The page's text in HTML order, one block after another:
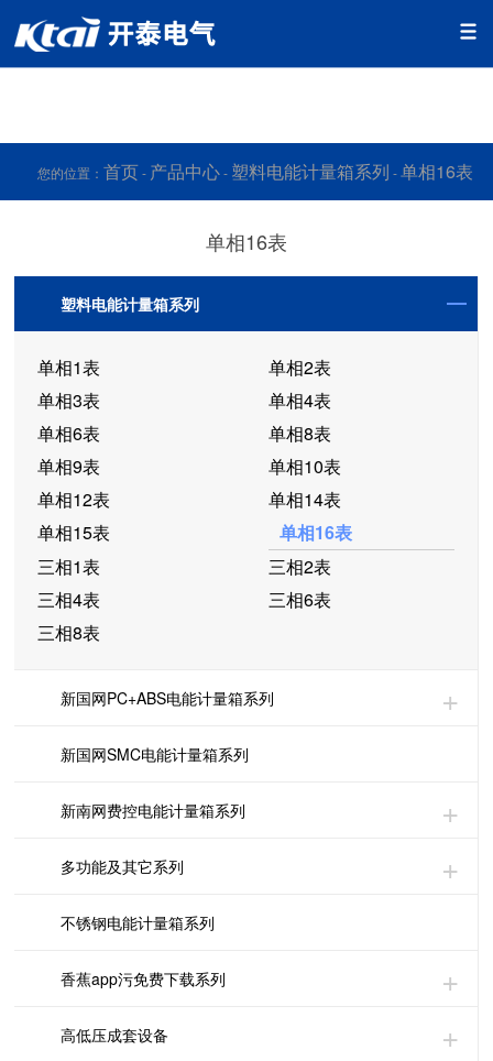
香蕉app视频免费下载,香蕉app污版下载,香蕉app污免费下载,香
蕉app官网下载网址黄
您的位置：首页- 产品中心- 塑料电能计量箱系列 -单相16表
单相16表
塑料电能计量箱系列
单相1表
单相2表
单相3表
单相4表
单相6表
单相8表
单相9表
单相10表
单相12表
单相14表
单相15表
单相16表
三相1表
三相2表
三相4表
三相6表
三相8表
新国网PC+ABS电能计量箱系列
新国网SMC电能计量箱系列
新南网费控电能计量箱系列
多功能及其它系列
不锈钢电能计量箱系列
香蕉app污免费下载系列
高低压成套设备